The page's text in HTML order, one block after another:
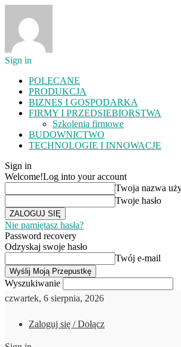
Sign in
POLECANE
PRODUKCJA
BIZNES I GOSPODARKA
FIRMY I PRZEDSIEBIORSTWA
Szkolenia firmowe
BUDOWNICTWO
TECHNOLOGIE I INNOWACJE
Sign in
Welcome!Log into your account
Twoja nazwa
Twoje hasło
Nie pamiętasz hasła?
Password recovery
Odzyskaj swoje hasło
Twój e-mail
Wyszukiwanie
czwartek, 6 sierpnia, 2026
Zaloguj się / Dołącz